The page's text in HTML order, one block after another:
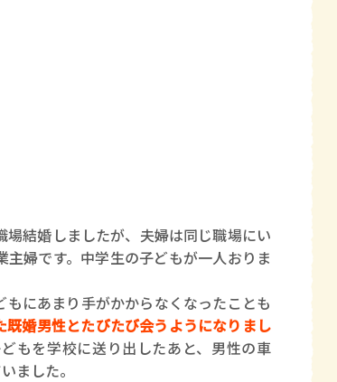
結婚しましたが、夫婦は同じ職場にい
婦です。中学生の子どもが一人おりま
にあまり手がかからなくなったことも
婚男性とたびたび会うようになりまし
もを学校に送り出したあと、男性の車
ました。